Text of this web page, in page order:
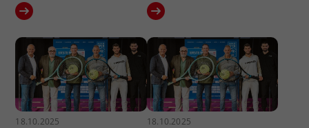
18.10.2025 18.10.2025